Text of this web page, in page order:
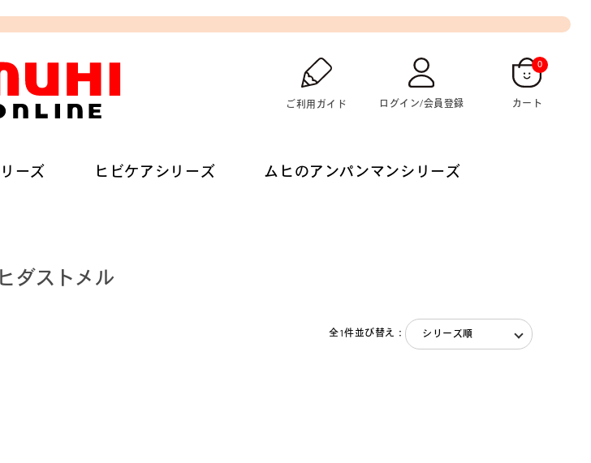
ご利用ガイド ログイン/会員登録
0
カート
ーズ ヒビケアシリーズ ムヒのアンパンマンシリーズ
ダストメル
全1件並び替え：